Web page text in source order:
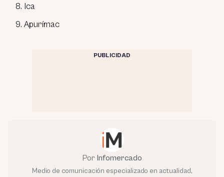
Ica
Apurímac
PUBLICIDAD
Por Infomercado
Medio de comunicación especializado en actualidad,